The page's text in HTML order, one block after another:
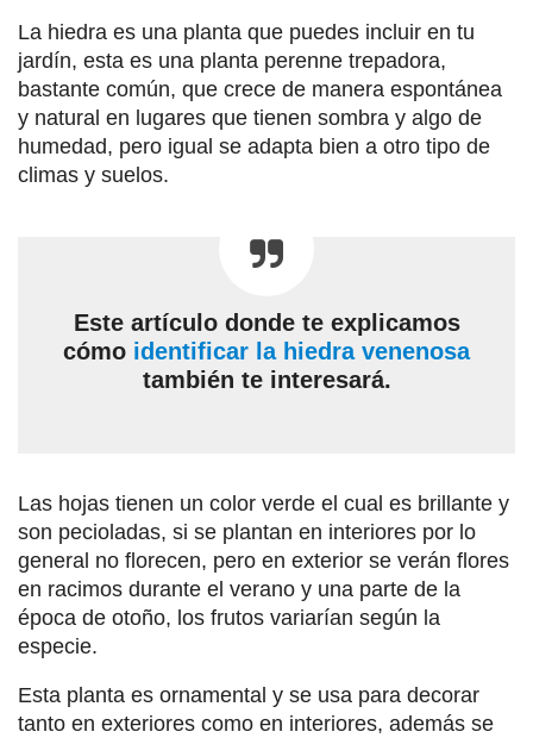
La hiedra es una planta que puedes incluir en tu
jardín, esta es una planta perenne trepadora,
bastante común, que crece de manera espontánea
y natural en lugares que tienen sombra y algo de
humedad, pero igual se adapta bien a otro tipo de
climas y suelos.
Este artículo donde te explicamos
cómo identificar la hiedra venenosa
también te interesará.
Las hojas tienen un color verde el cual es brillante y
son pecioladas, si se plantan en interiores por lo
general no florecen, pero en exterior se verán flores
en racimos durante el verano y una parte de la
época de otoño, los frutos variarían según la
especie.
Esta planta es ornamental y se usa para decorar
tanto en exteriores como en interiores, además se